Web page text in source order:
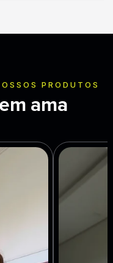
PRODUTOS
ama